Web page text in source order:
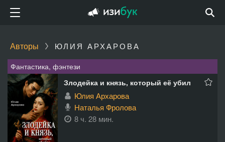
Авторы ЮЛИЯ АРХАРОВА
Фантастика, фэнтези
Злодейка и князь, который её убил
Юлия Архарова
Наталья Фролова
8 ч. 28 мин.